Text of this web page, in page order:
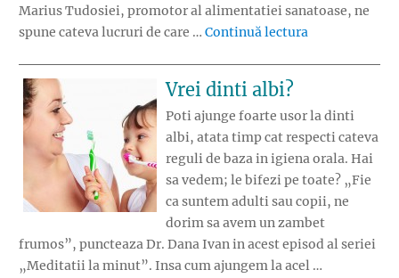
Marius Tudosiei, promotor al alimentatiei sanatoase, ne
spune cateva lucruri de care … Continuă lectura
Vrei dinti albi?
Poti ajunge foarte usor la dinti
albi, atata timp cat respecti cateva
reguli de baza in igiena orala. Hai
sa vedem; le bifezi pe toate? „Fie
ca suntem adulti sau copii, ne
dorim sa avem un zambet
frumos”, puncteaza Dr. Dana Ivan in acest episod al seriei
„Meditatii la minut”. Insa cum ajungem la acel …